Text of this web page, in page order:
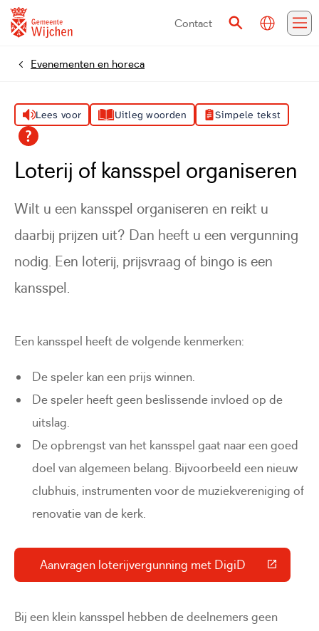
Contact
ZoekenVertalen
HomeEvenementen en horeca
Lees voor Uitleg woorden Simpele tekst
Loterij of kansspel organiseren
Wilt u een kansspel organiseren en reikt u
daarbij prijzen uit? Dan heeft u een vergunning
nodig. Een loterij, prijsvraag of bingo is een
kansspel.
Een kansspel heeft de volgende kenmerken:
De speler kan een prijs winnen.
De speler heeft geen beslissende invloed op de
uitslag.
De opbrengst van het kansspel gaat naar een goed
doel van algemeen belang. Bijvoorbeeld een nieuw
clubhuis, instrumenten voor de muziekvereniging of
renovatie van de kerk.
Aanvragen loterijvergunning met DigiD
(Deze link gaat naar een externe
Bij een klein kansspel hebben de deelnemers geen